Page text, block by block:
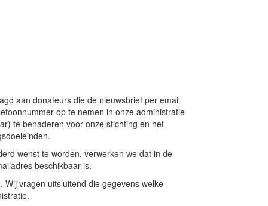
aan donateurs die de nieuwsbrief per email
op te nemen in onze administratie
te benaderen voor onze stichting en het
wenst te worden, verwerken we dat in de
beschikbaar is.
vragen uitsluitend die gegevens welke